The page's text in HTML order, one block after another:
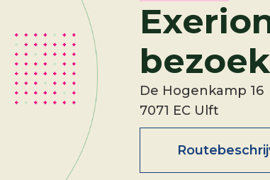
De Hogenkamp 16
7071 EC Ulft